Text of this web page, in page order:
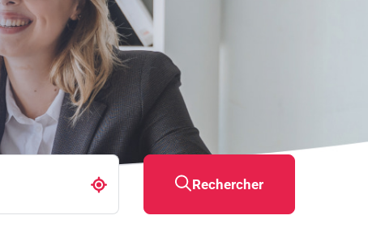
Rechercher